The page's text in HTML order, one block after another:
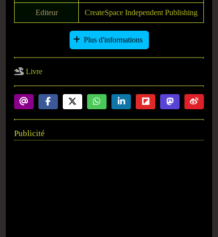
Editeur CreateSpace Independent Publishing
Plus d'informations
Livre
Publicité